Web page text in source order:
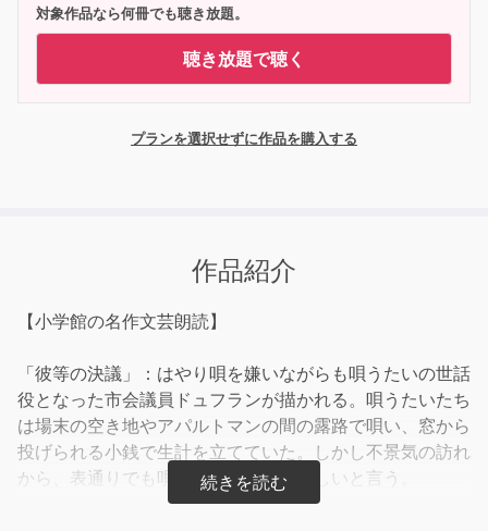
対象作品なら何冊でも聴き放題。
聴き放題で聴く
プランを選択せずに作品を購入する
作品紹介
【小学館の名作文芸朗読】
「彼等の決議」：はやり唄を嫌いながらも唄うたいの世話
役となった市会議員ドュフランが描かれる。唄うたいたち
は場末の空き地やアパルトマンの間の露路で唄い、窓から
投げられる小銭で生計を立てていた。しかし不景気の訪れ
から、表通りでも唄えるようにしてほしいと言う。